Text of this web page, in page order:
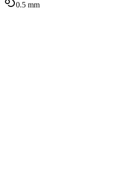
0.5 mm